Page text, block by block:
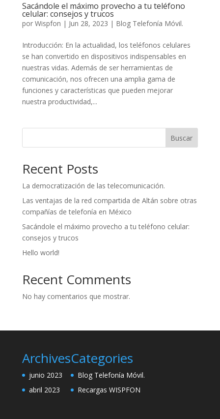
Sacándole el máximo provecho a tu teléfono
celular: consejos y trucos
por Wispfon | Jun 28, 2023 | Blog Telefonía Móvil.
Introducción: En la actualidad, los teléfonos celulares
se han convertido en dispositivos indispensables en
nuestras vidas. Además de ser herramientas de
comunicación, nos ofrecen una amplia gama de
funciones y características que pueden mejorar
nuestra productividad,...
Buscar
Recent Posts
La democratización de las telecomunicación.
Las ventajas de la red compartida de Altán sobre otras
compañías de telefonía en México
Sacándole el máximo provecho a tu teléfono celular:
consejos y trucos
Hello world!
Recent Comments
No hay comentarios que mostrar.
Archives
junio 2023
abril 2023
Categories
Blog Telefonía Móvil.
Recargas WISPFON